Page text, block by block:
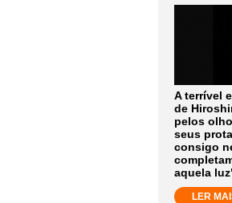
A terrível
de
pelos
seus
consigo
aquela
LER